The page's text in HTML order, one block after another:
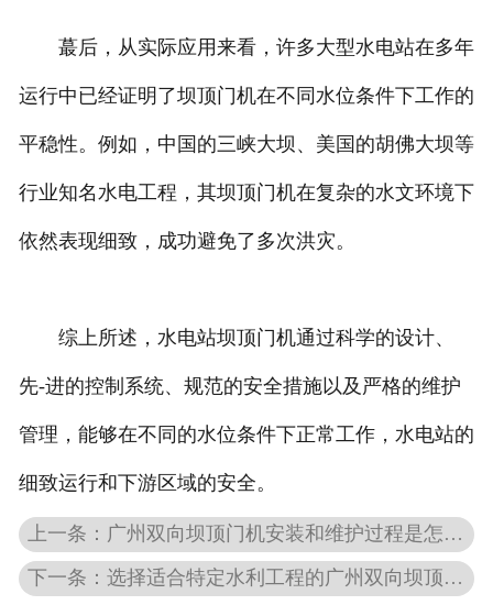
蕞后，从实际应用来看，许多大型水电站在多年
运行中已经证明了坝顶门机在不同水位条件下工作的
平稳性。例如，中国的三峡大坝、美国的胡佛大坝等
行业知名水电工程，其坝顶门机在复杂的水文环境下
依然表现细致，成功避免了多次洪灾。
综上所述，水电站坝顶门机通过科学的设计、
先-进的控制系统、规范的安全措施以及严格的维护
管理，能够在不同的水位条件下正常工作，水电站的
细致运行和下游区域的安全。
上一条：广州双向坝顶门机安装和维护过程是怎样的？
下一条：选择适合特定水利工程的广州双向坝顶门机型号与规格